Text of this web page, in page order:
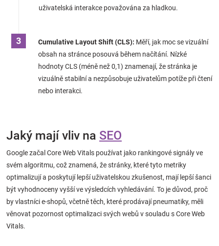
Přihlášení
uživatelská interakce považována za hladkou.
Cumulative Layout Shift (CLS): Měří, jak moc se vizuální
obsah na stránce posouvá během načítání. Nízké
hodnoty CLS (méně než 0,1) znamenají, že stránka je
vizuálně stabilní a nezpůsobuje uživatelům potíže při čtení
nebo interakci.
Jaký mají vliv na SEO
Google začal Core Web Vitals používat jako rankingové signály ve
svém algoritmu, což znamená, že stránky, které tyto metriky
optimalizují a poskytují lepší uživatelskou zkušenost, mají lepší šanci
být vyhodnoceny vyšší ve výsledcích vyhledávání. To je důvod, proč
by vlastníci e-shopů, včetně těch, které prodávají pneumatiky, měli
věnovat pozornost optimalizaci svých webů v souladu s Core Web
Vitals.